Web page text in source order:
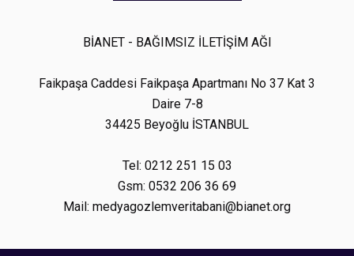
BİANET - BAĞIMSIZ İLETİŞİM AĞI
Faikpaşa Caddesi Faikpaşa Apartmanı No 37 Kat 3
Daire 7-8
34425 Beyoğlu İSTANBUL
Tel: 0212 251 15 03
Gsm: 0532 206 36 69
Mail: medyagozlemveritabani@bianet.org